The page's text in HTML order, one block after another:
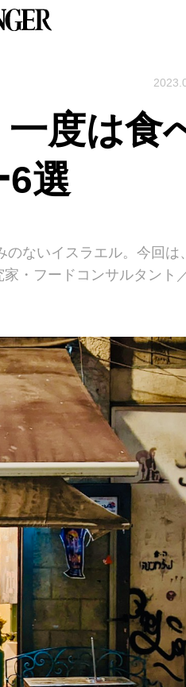
度は食
6選
のないイスラエル。今回は
・フードコンサルタント